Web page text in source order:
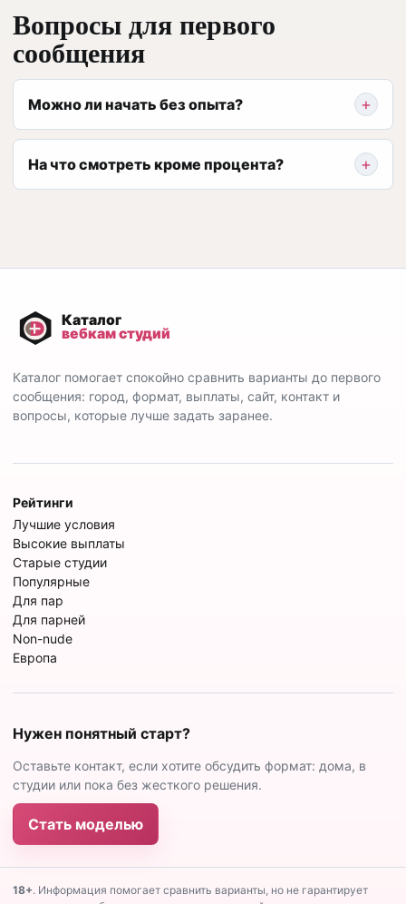
Вопросы для первого
сообщения
Можно ли начать без опыта?
На что смотреть кроме процента?
Каталог помогает спокойно сравнить варианты до первого
сообщения: город, формат, выплаты, сайт, контакт и
вопросы, которые лучше задать заранее.
Рейтинги
Лучшие условия
Высокие выплаты
Старые студии
Популярные
Для пар
Для парней
Non-nude
Европа
Нужен понятный старт?
Оставьте контакт, если хотите обсудить формат: дома, в
студии или пока без жесткого решения.
Стать моделью
18+. Информация помогает сравнить варианты, но не гарантирует